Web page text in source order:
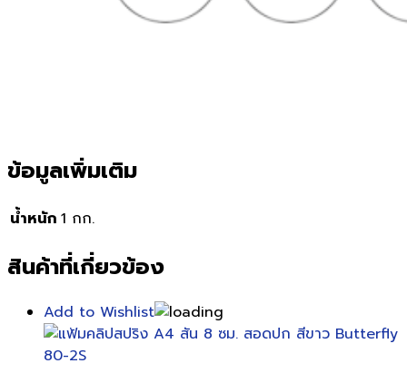
ข้อมูลเพิ่มเติม
น้ำหนัก 1 กก.
สินค้าที่เกี่ยวข้อง
Add to Wishlist